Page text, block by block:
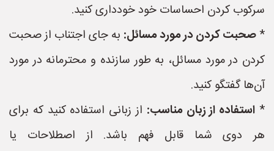
سرکوب کردن احساسات خود خودداری کنید.
*صحبت کردن در مورد مسائل: به جای اجتناب از صحبت
کردن در مورد مسائل، به طور سازنده و محترمانه در مورد
آن‌ها گفتگو کنید.
* استفاده از زبان مناسب: از زبانی استفاده کنید که برای
هر دوی شما قابل فهم باشد. از اصطلاحات یا